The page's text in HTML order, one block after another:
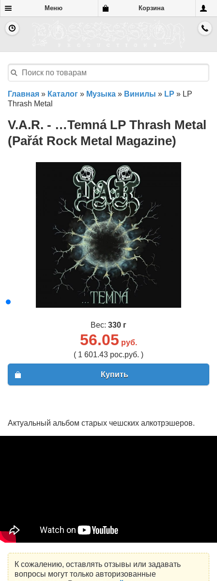
Меню Корзина
Главная » Каталог » Музыка » Винилы » LP » LP
Thrash Metal
V.A.R. - …Temná LP Thrash Metal
(Pařát Rock Metal Magazine)
Вес: 330 г
56.05 руб.
( 1 601.43 рос.руб. )
Купить
Актуальный альбом старых чешских алкотрэшеров.
К сожалению, оставлять отзывы или задавать
вопросы могут только авторизованные